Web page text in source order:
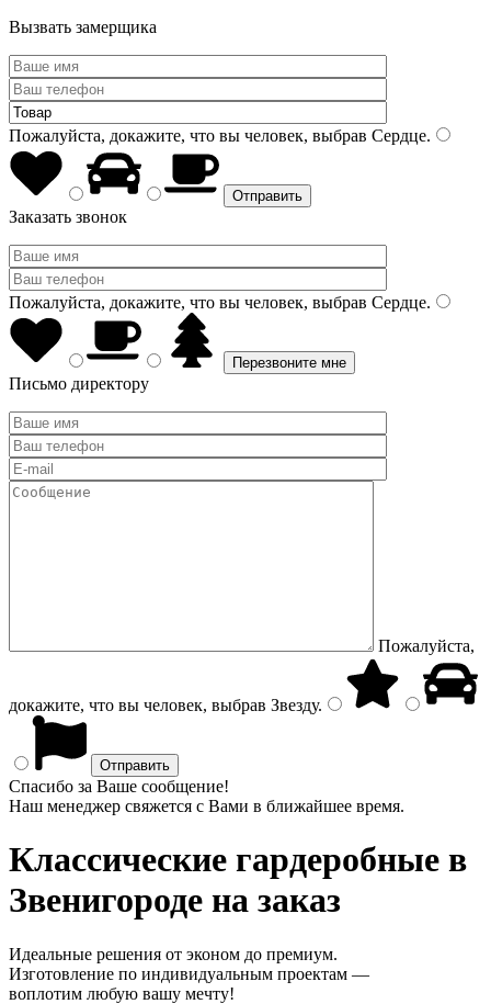
Вызвать замерщика
Пожалуйста, докажите, что вы человек, выбрав Сердце.
Заказать звонок
Пожалуйста, докажите, что вы человек, выбрав Сердце.
Письмо директору
Пожалуйста,
докажите, что вы человек, выбрав Звезду.
Спасибо за Ваше сообщение!
Наш менеджер свяжется с Вами в ближайшее время.
Классические гардеробные в
Звенигороде на заказ
Идеальные решения от эконом до премиум.
Изготовление по индивидуальным проектам —
воплотим любую вашу мечту!